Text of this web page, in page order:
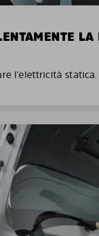
LA
l’elettricità statica.